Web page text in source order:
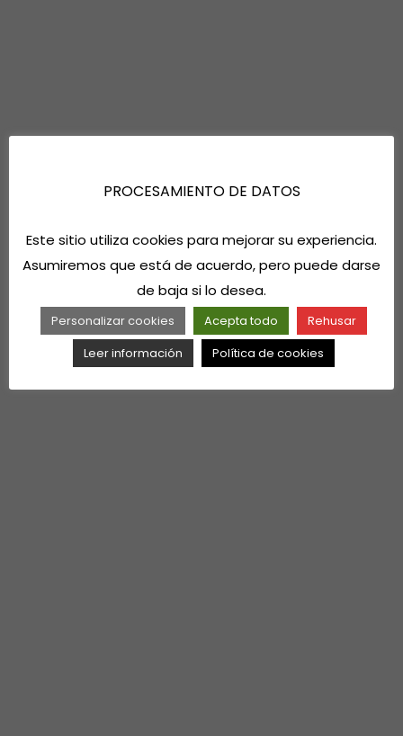
PROCESAMIENTO DE DATOS
Este sitio utiliza cookies para mejorar su experiencia.
Asumiremos que está de acuerdo, pero puede darse
de baja si lo desea.
Personalizar cookies Acepta todo
Rehusar
Leer información
Política de cookies